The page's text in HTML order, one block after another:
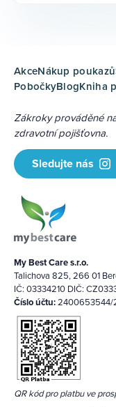
AkceNákup poukazů
PobočkyBlogKniha
Zákroky prováděné
zdravotní pojišťovna.
Sledujte nás
My Best Care s.r.o.
Talichova 825, 266 01
IČ: 03334210 DIČ:
Číslo účtu:2400653544/
QR kód pro platbu ve